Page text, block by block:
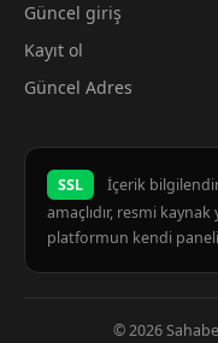
Güncel giriş
Kayıt ol
Güncel Adres
SSL
İçerik
amaçlıdır, resmi
platformun kendi
© 2026